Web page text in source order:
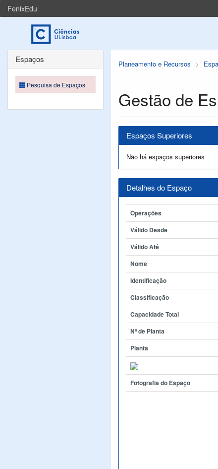
FenixEdu
Planeamento e Recursos
Gestão de
Espaços Superiores
Não há espaços superiores
Detalhes do Espaço
Operações
Válido Desde
Válido Até
Nome
Identificação
Classificação
Capacidade Total
Nº de Planta
Planta
Fotografia do Espaço
Espaços
Pesquisa de Espaços